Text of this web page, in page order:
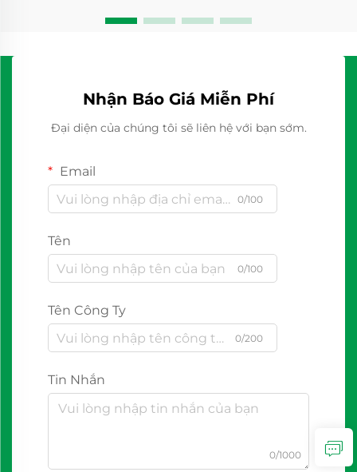
Nhận Báo Giá Miễn Phí
Đại diện của chúng tôi sẽ liên hệ với bạn sớm.
Email
0/100
Tên
0/100
Tên Công Ty
0/200
Tin Nhắn
0/1000